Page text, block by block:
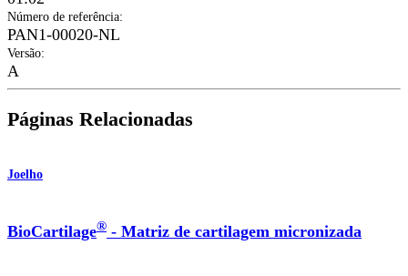
Número de referência:
PAN1-00020-NL
Versão:
A
Páginas Relacionadas
Joelho
BioCartilage® - Matriz de cartilagem micronizada